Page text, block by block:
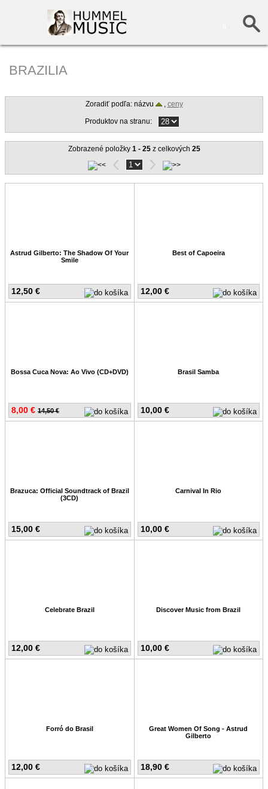
BRAZILIA
Zoradiť podľa: názvu , ceny
Produktov na stranu:
Zobrazené položky 1 - 25z celkových 25
12,50 €
Astrud Gilberto: The Shadow Of Your
Smile
12,00 €
Best of Capoeira
8,00 € 14,50 €
Bossa Cuca Nova: Ao Vivo (CD+DVD)
10,00 €
Brasil Samba
15,00 €
Brazuca: Official Soundtrack of Brazil
(3CD)
10,00 €
Carnival In Rio
12,00 €
Celebrate Brazil
10,00 €
Discover Music from Brazil
12,00 €
Forró do Brasil
18,90 €
Great Women Of Song - Astrud
Gilberto